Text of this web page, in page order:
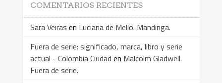
COMENTARIOS RECIENTES
Sara Veiras en Luciana de Mello. Mandinga.
Fuera de serie: significado, marca, libro y serie
actual - Colombia Ciudad en Malcolm Gladwell.
Fuera de serie.